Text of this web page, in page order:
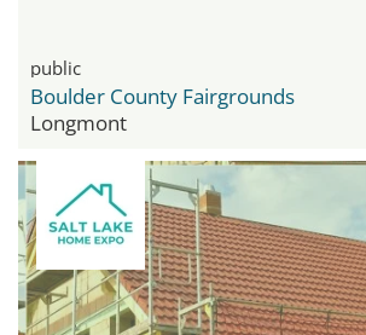
public
Boulder County Fairgrounds
Longmont